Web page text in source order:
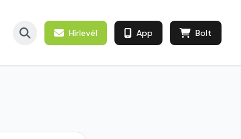
Hírlevél App Bolt